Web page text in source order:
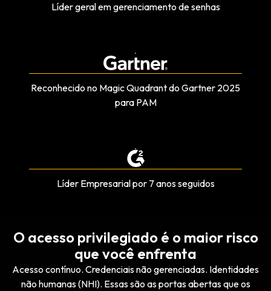
Líder geral em gerenciamento de senhas
Reconhecido no Magic Quadrant do Gartner 2025
para PAM
Líder Empresarial por 7 anos seguidos
O acesso privilegiado é o maior risco
que você enfrenta
Acesso contínuo. Credenciais não gerenciadas. Identidades
não humanas (NHI). Essas são as portas abertas que os